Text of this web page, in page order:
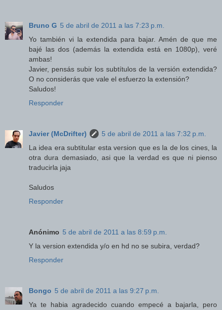
Bruno G 5 de abril de 2011 a las 7:23 p.m.
Yo también vi la extendida para bajar. Amén de que me
bajé las dos (además la extendida está en 1080p), veré
ambas!
Javier, pensás subir los subtítulos de la versión extendida?
O no considerás que vale el esfuerzo la extensión?
Saludos!
Responder
Javier (McDrifter)
5 de abril de 2011 a las 7:32 p.m.
La idea era subtitular esta version que es la de los cines, la
otra dura demasiado, asi que la verdad es que ni pienso
traducirla jaja
Saludos
Responder
Anónimo 5 de abril de 2011 a las 8:59 p.m.
Y la version extendida y/o en hd no se subira, verdad?
Responder
Bongo 5 de abril de 2011 a las 9:27 p.m.
Ya te habia agradecido cuando empecé a bajarla, pero